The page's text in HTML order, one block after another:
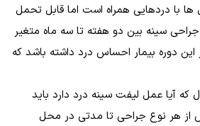
با دردهایی همراه است اما قابل تحمل
سینه بین دو هفته تا سه ماه متغیر
دوره بیمار احساس درد داشته باشد که
که آیا عمل لیفت سینه درد دارد باید
از هر نوع جراحی تا مدتی در محل